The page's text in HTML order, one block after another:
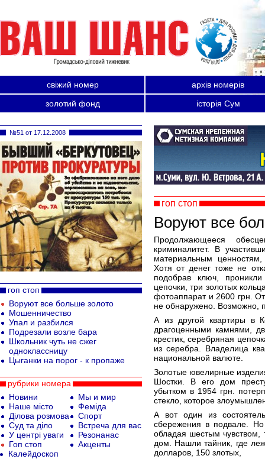
свіжий номер
архів номерів
золотий фонд
історія Сум
гоп стоп
Воруют все
Продолжающееся
криминалитет. В
материальным
Хотя от денег тоже не
подобрав ключ,
цепочки, три золотых
фотоаппарат и 2600 грн.
не обнаружено. Возможно,
А из другой квартиры в
драгоценными камнями,
крестик, серебряная
из серебра. Владелица
национальной валюте.
Золотые ювелирные
Шостки. В его дом
убытком в 1954 грн.
стекло, которое
А вот один из
сбережения в подвале.
обладая шестым чувством,
дом. Нашли тайник, где
долларов, 150 злотых,
№51 от 17.12.2008
гоп стоп
Воруют все больше золото
Мошенничество
Упал и разбился
Подрезали возле бара
Школьник чуть не сжег
одноклассницу
Цыганки на порог - к пропаже
рубрики номера
Новини
Наше місто
Ділова розмова
Суд та діло
У центрі уваги
Гоп стоп
Мы и мир
Феміда
Спорт
Встреча для вас
Резонанас
Акценты
Калейдоскоп